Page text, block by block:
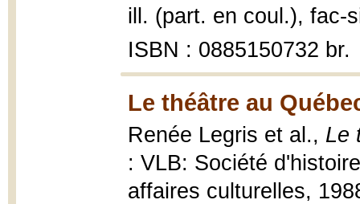
ill. (part. en coul.), fac-
ISBN : 0885150732 br.
Le théâtre au
Renée Legris et al., Le
: VLB: Société
affaires culturelles,